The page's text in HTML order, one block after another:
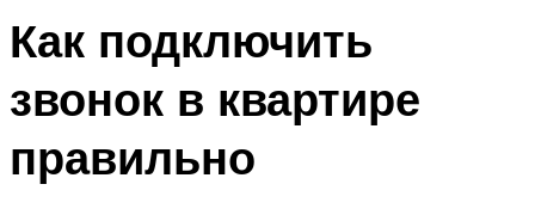
Как подключить
звонок в квартире
правильно